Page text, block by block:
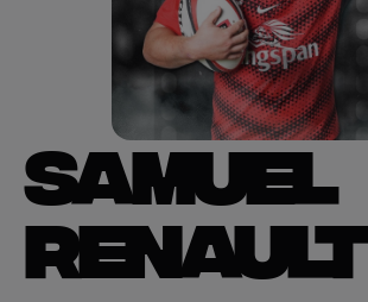
Fan Zone
RCT Engagé
SAMUEL
RENAULT